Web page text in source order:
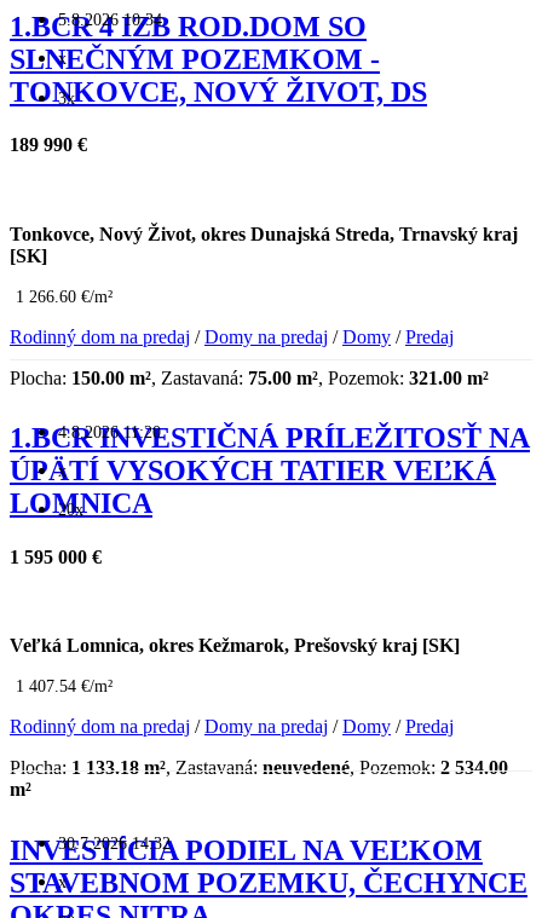
5.8.2026 10:34
x
3x
1.BCR 4 IZB ROD.DOM SO
SLNEČNÝM POZEMKOM -
TONKOVCE, NOVÝ ŽIVOT, DS
189 990 €
Tonkovce, Nový Život, okres Dunajská Streda, Trnavský kraj
[SK]
1 266.60 €/m²
Rodinný dom na predaj /Domy na predaj /Domy /Predaj
Plocha: 150.00 m², Zastavaná: 75.00 m², Pozemok: 321.00 m²
4.8.2026 11:20
x
20x
1.BCR INVESTIČNÁ PRÍLEŽITOSŤ NA
ÚPÄTÍ VYSOKÝCH TATIER VEĽKÁ
LOMNICA
1 595 000 €
Veľká Lomnica, okres Kežmarok, Prešovský kraj [SK]
1 407.54 €/m²
Rodinný dom na predaj /Domy na predaj /Domy /Predaj
Plocha: 1 133.18 m², Zastavaná: neuvedené, Pozemok: 2 534.00
m²
30.7.2026 14:32
x
INVESTÍCIA PODIEL NA VEĽKOM
STAVEBNOM POZEMKU, ČECHYNCE